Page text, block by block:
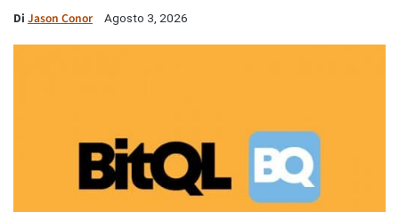
Di Jason Conor Agosto 3, 2026